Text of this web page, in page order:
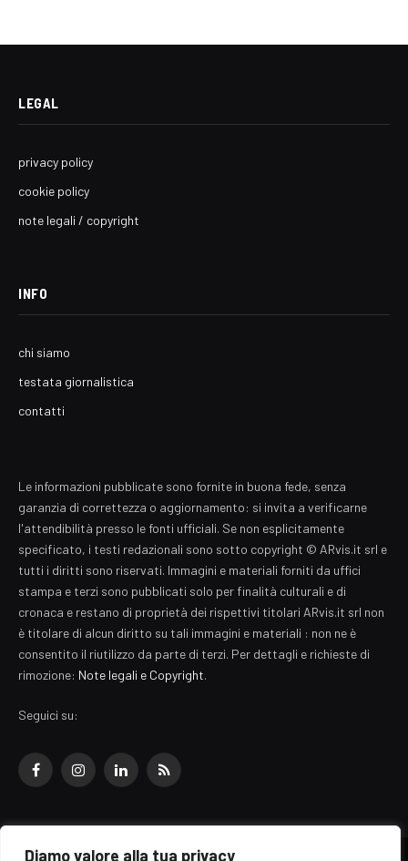
Diamo valore alla tua privacy
LEGAL
privacy policy
cookie policy
note legali / copyright
INFO
chi siamo
testata giornalistica
contatti
Le informazioni pubblicate sono fornite in buona fede, senza
garanzia di correttezza o aggiornamento: si invita a verificarne
l'attendibilità presso le fonti ufficiali. Se non esplicitamente
specificato, i testi redazionali sono sotto copyright © ARvis.it srl e
tutti i diritti sono riservati. Immagini e materiali forniti da uffici
stampa e terzi sono pubblicati solo per finalità culturali e di
cronaca e restano di proprietà dei rispettivi titolari ARvis.it srl non
è titolare di alcun diritto su tali immagini e materiali : non ne è
consentito il riutilizzo da parte di terzi. Per dettagli e richieste di
rimozione: Note legali e Copyright.
Seguici su:
FacebookInstagramLinkedInRSS